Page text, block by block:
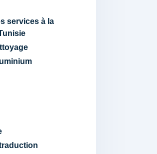
services à la